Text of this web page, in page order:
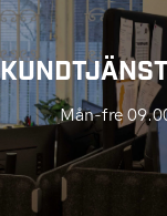
Mån-fre